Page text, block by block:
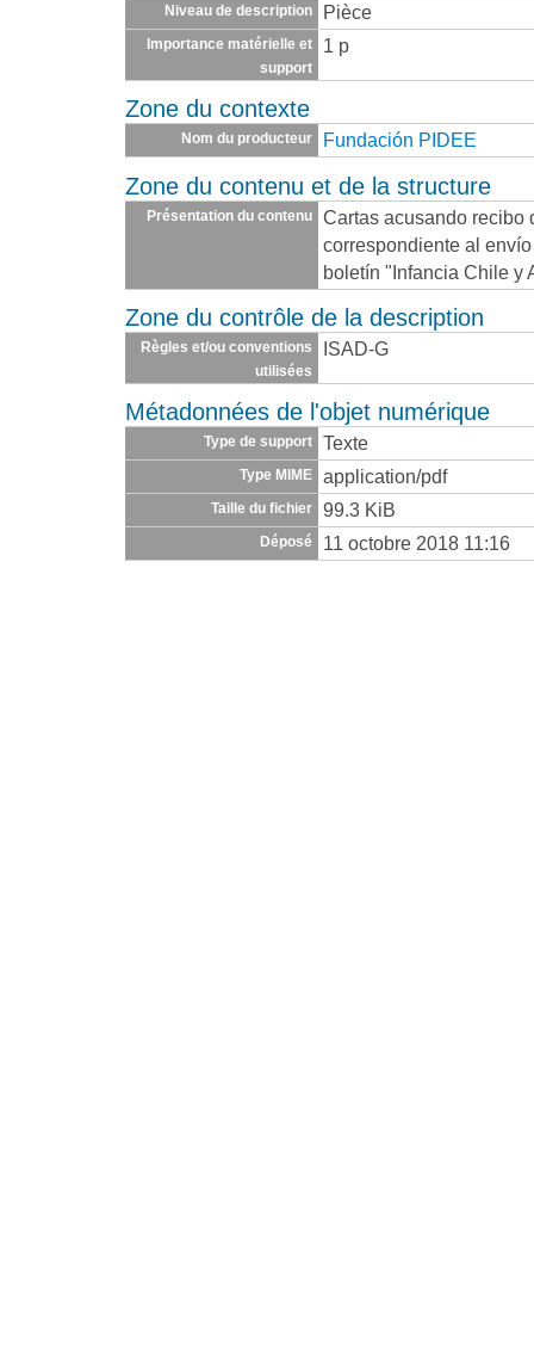
Niveau de description Pièce
Importance matérielle et
support
1 p
Zone du contexte
Nom du producteur Fundación PIDEE
Zone du contenu et de la structure
Présentation du contenu
Cartas acusando recibo
correspondiente al
boletín "Infancia Chile y
Zone du contrôle de la description
Règles et/ou conventions
utilisées
ISAD-G
Métadonnées de l'objet numérique
Type de support Texte
Type MIME application/pdf
Taille du fichier 99.3 KiB
Déposé 11 octobre 2018 11:16